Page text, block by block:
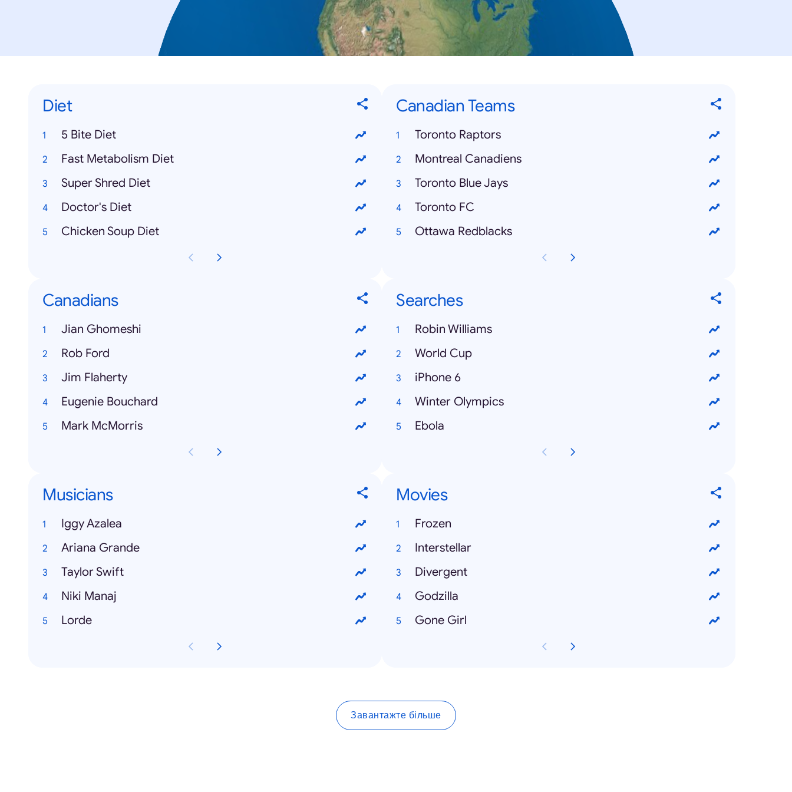
Diet
5 Bite Diet
Fast Metabolism Diet
Super Shred Diet
Doctor's Diet
Chicken Soup Diet
Canadian Teams
Toronto Raptors
Montreal Canadiens
Toronto Blue Jays
Toronto FC
Ottawa Redblacks
Canadians
Jian Ghomeshi
Rob Ford
Jim Flaherty
Eugenie Bouchard
Mark McMorris
Searches
Robin Williams
World Cup
iPhone 6
Winter Olympics
Ebola
Musicians
Iggy Azalea
Ariana Grande
Taylor Swift
Niki Manaj
Lorde
Movies
Frozen
Interstellar
Divergent
Godzilla
Gone Girl
Завантажте більше